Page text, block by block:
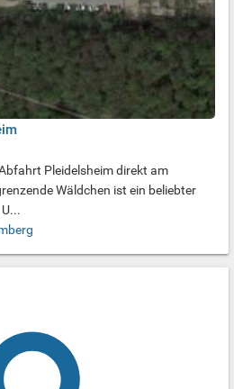
Pleidelsheim direkt am
Wäldchen ist ein beliebter